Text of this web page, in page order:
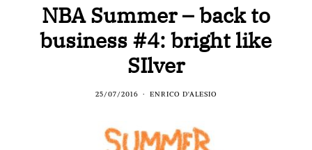
NBA Summer – back to
business #4: bright like
SIlver
25/07/2016 ENRICO D'ALESIO